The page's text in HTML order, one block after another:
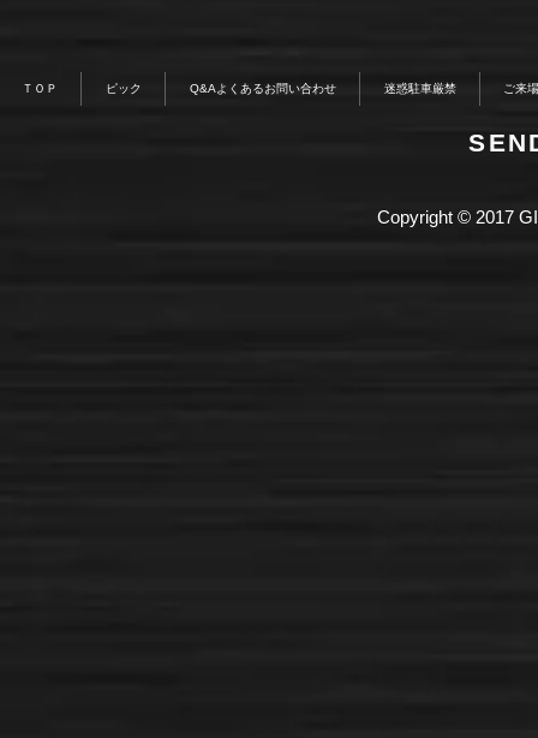
ＴＯＰ ピック Q&Aよくあるお問い合わせ 迷惑駐車厳禁 ご来
Copyright © 2017